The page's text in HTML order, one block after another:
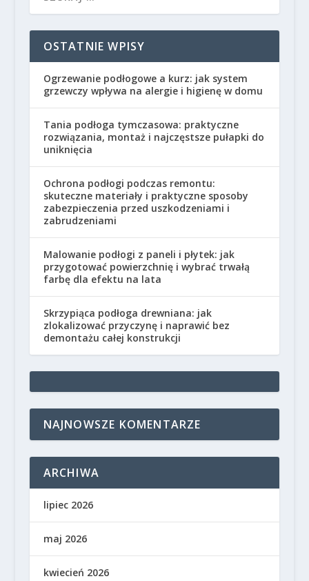
OSTATNIE WPISY
Ogrzewanie podłogowe a kurz: jak system
grzewczy wpływa na alergie i higienę w domu
Tania podłoga tymczasowa: praktyczne
rozwiązania, montaż i najczęstsze pułapki do
uniknięcia
Ochrona podłogi podczas remontu:
skuteczne materiały i praktyczne sposoby
zabezpieczenia przed uszkodzeniami i
zabrudzeniami
Malowanie podłogi z paneli i płytek: jak
przygotować powierzchnię i wybrać trwałą
farbę dla efektu na lata
Skrzypiąca podłoga drewniana: jak
zlokalizować przyczynę i naprawić bez
demontażu całej konstrukcji
NAJNOWSZE KOMENTARZE
ARCHIWA
lipiec 2026
maj 2026
kwiecień 2026